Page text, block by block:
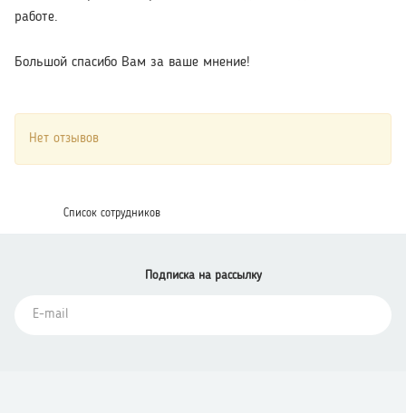
работе.
Большой спасибо Вам за ваше мнение!
Нет отзывов
Список сотрудников
Подпискана рассылку